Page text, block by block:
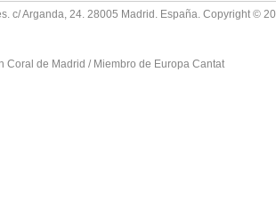
c/ Arganda, 24. 28005 Madrid. España. Copyright ©
Coral de Madrid / Miembro de Europa Cantat